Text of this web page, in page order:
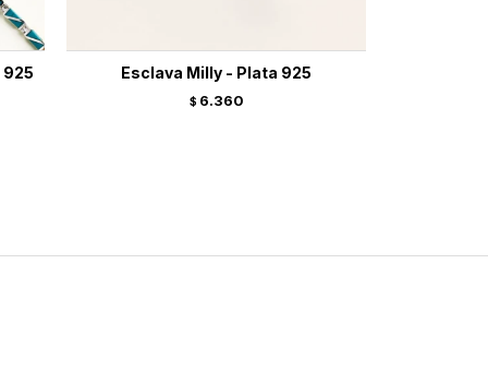
925 Esclava Milly - Plata 925
$ 6.360